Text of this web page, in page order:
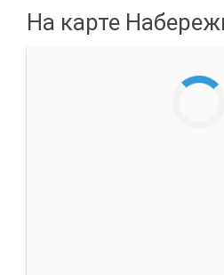
На карте